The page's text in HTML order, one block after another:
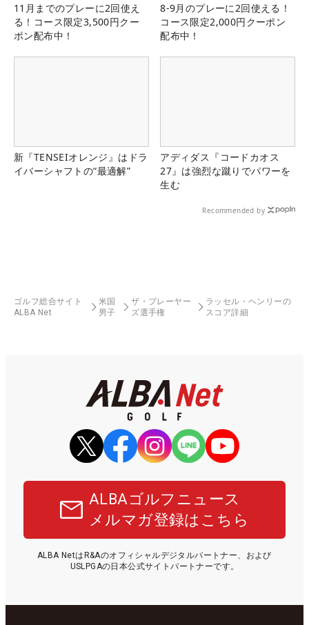
11月までのプレーに2回使え
る！コース限定3,500円クー
ポン配布中！
8-9月のプレーに2回使える！
コース限定2,000円クーポン
配布中！
新『TENSEIオレンジ』はドラ
イバーシャフトの“最適解”
アディダス『コードカオス
27』は強烈な蹴りでパワーを
生む
Recommended by
ゴルフ総合サイト
ALBA Net
米国
男子
ザ・プレーヤー
ズ選手権
ラッセル・ヘンリーの
スコア詳細
ALBAゴルフニュース
メルマガ登録はこちら
ALBA NetはR&Aのオフィシャルデジタルパートナー、および
USLPGAの日本公式サイトパートナーです。